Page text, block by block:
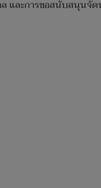
และการขอสนับสนุนจั